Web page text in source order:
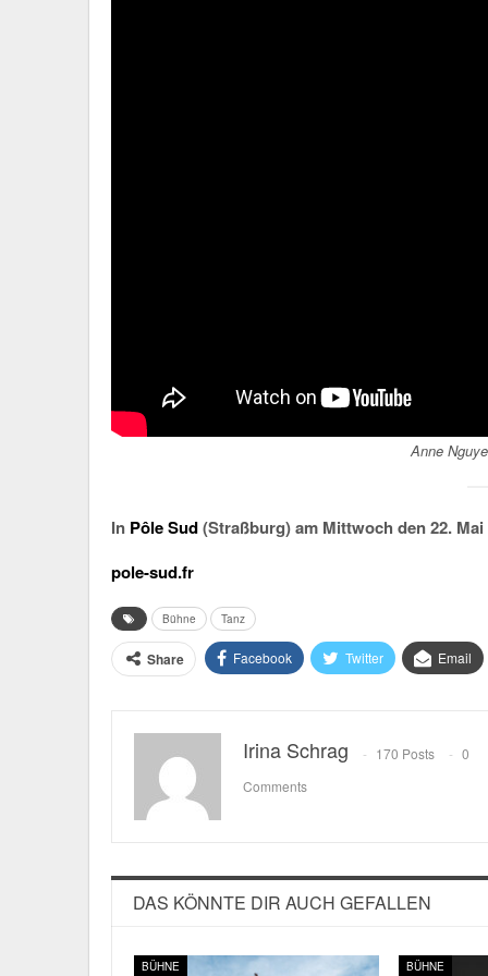
Anne
In Pôle Sud(Straßburg) am Mittwoch den 22. Mai
pole-sud.fr
Bühne Tanz
Share Facebook Twitter Email
Irina Schrag 170 Posts
0
Comments
DAS KÖNNTE DIR AUCH GEFALLEN
BÜHNE BÜHNE